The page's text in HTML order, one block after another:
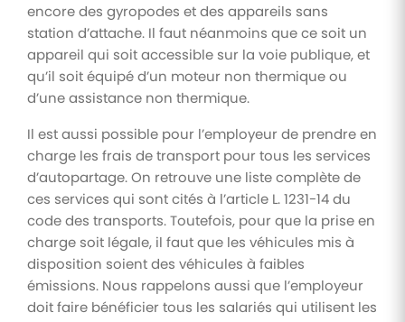
encore des gyropodes et des appareils sans
station d’attache. Il faut néanmoins que ce soit un
appareil qui soit accessible sur la voie publique, et
qu’il soit équipé d’un moteur non thermique ou
d’une assistance non thermique.
Il est aussi possible pour l’employeur de prendre en
charge les frais de transport pour tous les services
d’autopartage. On retrouve une liste complète de
ces services qui sont cités à l’article L. 1231-14 du
code des transports. Toutefois, pour que la prise en
charge soit légale, il faut que les véhicules mis à
disposition soient des véhicules à faibles
émissions. Nous rappelons aussi que l’employeur
doit faire bénéficier tous les salariés qui utilisent les